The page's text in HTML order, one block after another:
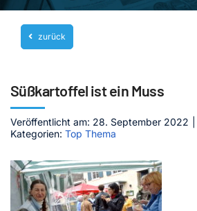
Themen
Blog
Service
Mediathek
Kontakt
zurück
Süßkartoffel ist ein Muss
Veröffentlicht am: 28. September 2022
Kategorien: Top Thema